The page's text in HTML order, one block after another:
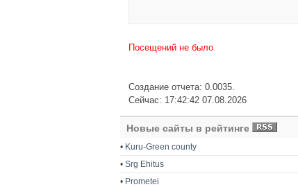
Посещений не было
Создание отчета: 0.0035.
Сейчас: 17:42:42 07.08.2026
Новые сайты в рейтинге
• Kuru-Green county
• Srg Ehitus
• Prometei